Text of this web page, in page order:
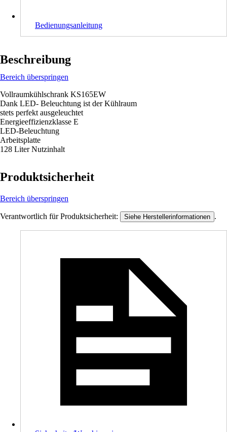
Bedienungsanleitung
Beschreibung
Bereich überspringen
Vollraumkühlschrank KS165EW
Dank LED- Beleuchtung ist der Kühlraum
stets perfekt ausgeleuchtet
Energieeffizienzklasse E
LED-Beleuchtung
Arbeitsplatte
128 Liter Nutzinhalt
Produktsicherheit
Bereich überspringen
Verantwortlich für Produktsicherheit: Siehe Herstellerinformationen .